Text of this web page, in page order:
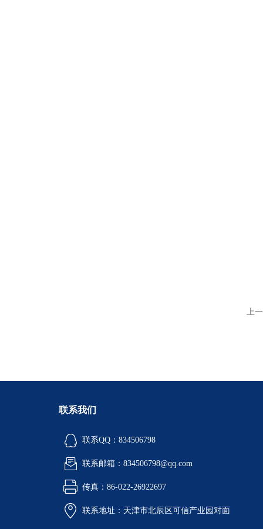
上
联系我们
联系QQ：834506798
联系邮箱：834506798@qq.com
传真：86-022-26922697
联系地址：天津市北辰区可信产业园对面